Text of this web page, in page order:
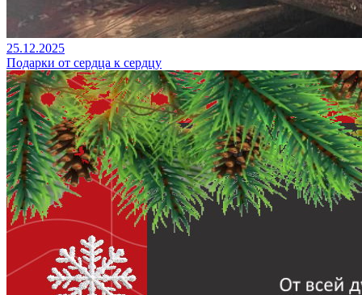
25.12.2025
Подарки от сердца к сердцу